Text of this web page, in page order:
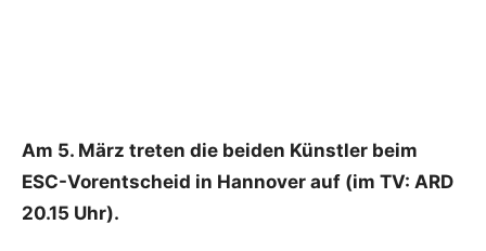
Am 5. März treten die beiden Künstler beim
ESC-Vorentscheid in Hannover auf (im TV: ARD
20.15 Uhr).